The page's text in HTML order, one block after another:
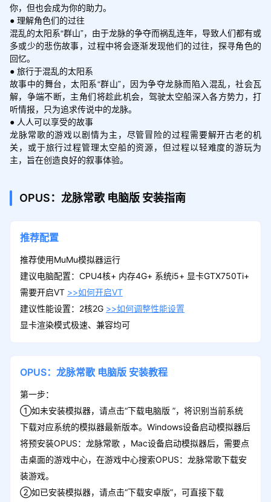
你，但也会成为你的助力。
● 理解角色们的过往
混乱的太阳系“群山”，由于龙脉的争夺而祸乱连年，导致人们都有或
多或少的悲伤故事，过程中将会逐渐发现他们的过往，探寻角色的
回忆。
● 旅行于混乱的太阳系
故事中的舞台，太阳系“群山”，因为争夺龙脉而陷入混乱，社会瓦
解，争端不断，主角们将趁此机会，驾驶太空船深入各方势力，打
听情报，只为追求传说中的龙脉。
● 人人可以享受的故事
龙脉常歌的游戏以剧情为主，尽管冒险的过程需要解开古老的机
关，或于旅行过程管理太空船的资源，但过程以轻难度的游玩为
主，旨在创造良好的叙事体验。
OPUS：龙脉常歌 电脑版 安装指南
推荐配置
推荐使用MuMu模拟器运行
建议电脑配置：CPU4核+ 内存4G+ 系统i5+ 显卡GTX750Ti+
需要开启VT >>如何开启VT
建议性能设置：2核2G >>如何调整性能设置
显卡渲染模式极速、兼容均可
OPUS：龙脉常歌 电脑版 安装教程
第一步：
①如未安装模拟器，请点击“下载电脑版 ”，将识别当前系统
下载对应系统的模拟器最新版本。Windows设备启动模拟器后
将预安装OPUS：龙脉常歌 ，Mac设备启动模拟器后，需要点
击桌面的游戏中心，在游戏中心搜索OPUS：龙脉常歌下载安
装游戏。
②如已安装模拟器，请点击“下载安卓版”，可直接下载